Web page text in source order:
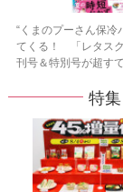
“くまのプーさん保冷
てくる！ 「レタス
刊号＆特別号が超す
特